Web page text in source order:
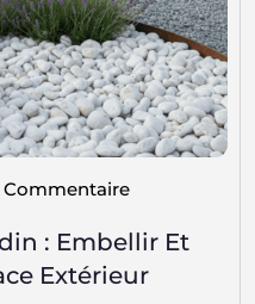
Commentaire
: Embellir Et
Extérieur